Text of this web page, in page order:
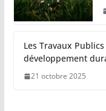
Les Travaux
développement
21 octobre 2025